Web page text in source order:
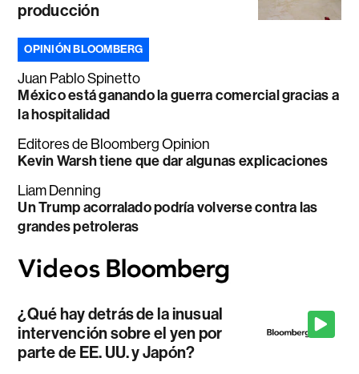
producción
OPINIÓN BLOOMBERG
Juan Pablo Spinetto
México está ganando la guerra comercial gracias a
la hospitalidad
Editores de Bloomberg Opinion
Kevin Warsh tiene que dar algunas explicaciones
Liam Denning
Un Trump acorralado podría volverse contra las
grandes petroleras
¿Qué hay detrás de la inusual
intervención sobre el yen por
parte de EE. UU. y Japón?